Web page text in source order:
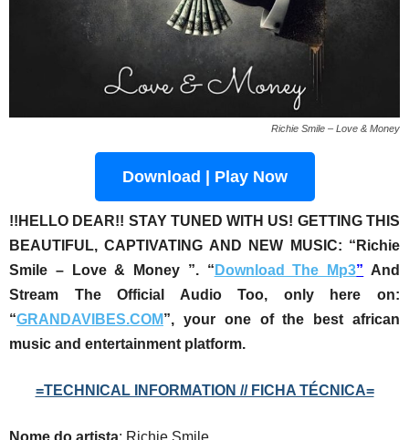
Richie Smile – Love & Money
Download | Play Now
!!HELLO DEAR!! STAY TUNED WITH US! GETTING THIS
BEAUTIFUL, CAPTIVATING AND NEW MUSIC: “Richie
Smile – Love & Money ”. “ Download The Mp3” And
Stream The Official Audio Too, only here on:
“GRANDAVIBES.COM”, your one of the best african
music and entertainment platform.
=TECHNICAL INFORMATION // FICHA TÉCNICA=
Nome do artista: Richie Smile